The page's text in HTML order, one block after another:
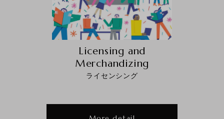
Licensing and
Merchandizing
ライセンシング